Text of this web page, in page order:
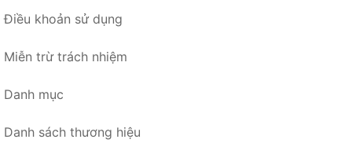
Điều khoản sử dụng
Miễn trừ trách nhiệm
Danh mục
Danh sách thương hiệu